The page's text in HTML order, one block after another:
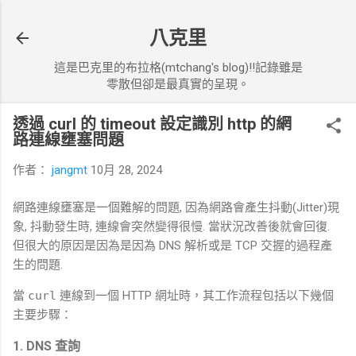
八克里
這是巴克里的布拉格(mtchang's blog)!!記錄雖是
零散但卻是最真實的呈現。
透過 curl 的 timeout 設定識別 http 的網
路連線壅塞問題
作者： jangmt 10月 28, 2024
網路連線壅塞是一個難解的問題, 因為網路會產生抖動(Jitter)現
象, 抖動發生時, 連線會突然變得很慢. 當狀況改善後就會回復.
但很大的原因是因為是因為 DNS 解析或是 TCP 交握的過程產
生的問題.
當 curl 連線到一個 HTTP 網址時，其工作流程包括以下幾個
主要步驟：
1. DNS 查詢